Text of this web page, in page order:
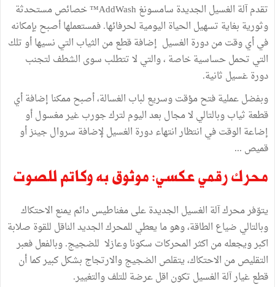
تقدم آلة الغسيل الجديدة سامسونغ AddWash™ خصائص مستحدثة
وثورية بغاية تسهيل الحياة اليومية لحرفائها. فمستعملها أصبح بإمكانه
في أي وقت من دورة الغسيل إضافة قطع من الثياب التي نسيها أو تلك
التي تحمل حساسية خاصة ، والتي لا تتطلب سوى الشطف لتجنب
دورة غسيل ثانية.
وبفضل عملية فتح مؤقت وسريع لباب الغسالة، أصبح ممكنا إضافة أي
قطعة ثياب وبالتالي لا مجال بعد اليوم لترك جورب غير مغسول أو
إضاعة الوقت في انتظار انتهاء دورة الغسيل لإضافة سروال جينز أو
قميص ...
محرك رقمي عكسي: موثوق به وكاتم للصوت
يتوّفر محرك آلة الغسيل الجديدة على مغناطيس دائم يمنع الاحتكاك
وبالتالي ضياع الطاقة، وهو ما يعطي للمحرك الجديد الناقل للقوة صلابة
اكبر ويجعله من اكثر المحركات سكونا وعازلا للضجيج. وبالفعل فعبر
التقليص من الاحتكاك، يتقلص الضجيج والارتجاج بشكل كبير كما أن
قطع غيار آلة الغسيل تكون اقل عرضة للتلف والتغيير.